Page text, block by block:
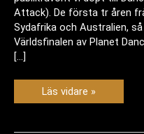
Attack). De första tr åren
Sydafrika och Australien,
Världsfinalen av Planet
[…]
Dance
Attack
första
Läs vidare »